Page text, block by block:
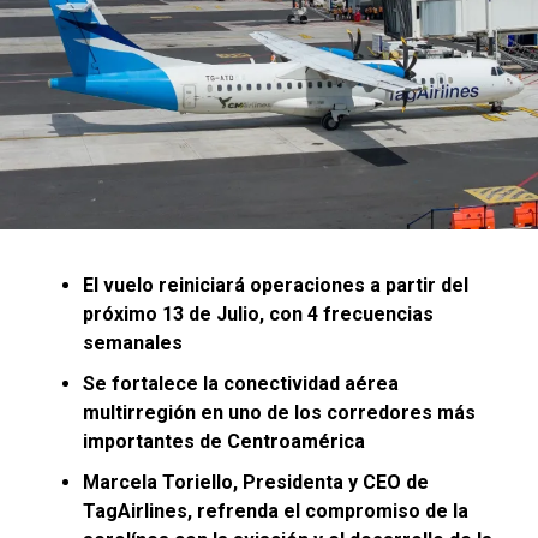
Ayala, también expresó: “La Copa SISTEMA
FEDECRÉDITO categoría Reservas es el torneo juvenil
que se ha convertido en una plataforma deportiva para
muchos jóvenes futbolistas que hoy en día ya figuran
como titulares en sus respectivos clubes, por eso,
El vuelo reiniciará operaciones a partir del
próximo 13 de Julio, con 4 frecuencias
semanales
Se fortalece la conectividad aérea
multirregión en uno de los corredores más
importantes de Centroamérica
Marcela Toriello, Presidenta y CEO de
TagAirlines, refrenda el compromiso de la